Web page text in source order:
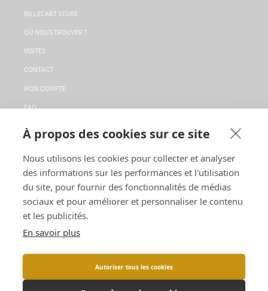
À propos des cookies sur ce site
Nous utilisons les cookies pour collecter et analyser
des informations sur les performances et l'utilisation
du site, pour fournir des fonctionnalités de médias
sociaux et pour améliorer et personnaliser le contenu
et les publicités.
En savoir plus
Autoriser tous les cookies
BILLECART STORE
OÙ NOUS TROUVER ?
VISITES
CONTACT
MON COMPTE
FAQ
SERVICE CLIENT
CGV
LANGUES :